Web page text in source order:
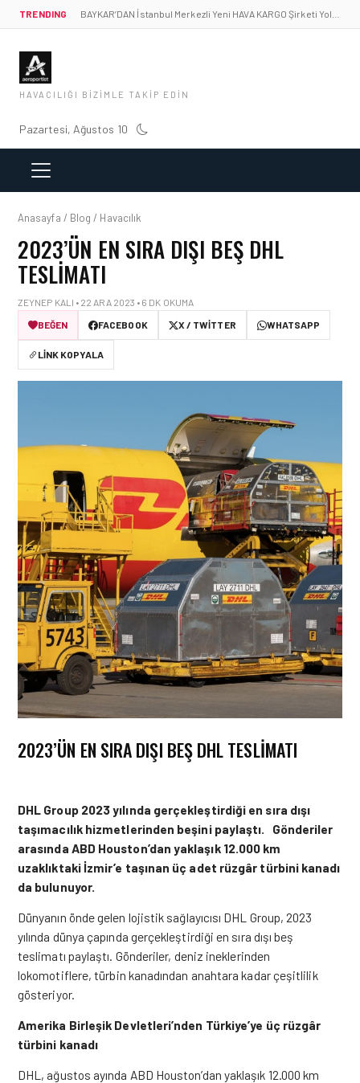
TRENDING
HAVACILIĞI BIZIMLE TAKIP EDIN
Pazartesi, Ağustos 10
Anasayfa / Blog / Havacılık
2023’ÜN EN SIRA DIŞI BEŞ DHL
TESLIMATI
ZEYNEP KALI • 22 ARA 2023 • 6 DK OKUMA
BEĞEN
FACEBOOK X / TWITTER WHATSAPP
LINK KOPYALA
2023’ÜN EN SIRA DIŞI BEŞ DHL TESLIMATI
DHL Group 2023 yılında gerçekleştirdiği en sıra dışı
taşımacılık hizmetlerinden beşini paylaştı. Gönderiler
arasında ABD Houston’dan yaklaşık 12.000 km
uzaklıktaki İzmir’e taşınan üç adet rüzgâr türbini kanadı
da bulunuyor.
Dünyanın önde gelen lojistik sağlayıcısı DHL Group, 2023
yılında dünya çapında gerçekleştirdiği en sıra dışı beş
teslimatı paylaştı. Gönderiler, deniz ineklerinden
lokomotiflere, türbin kanadından anahtara kadar çeşitlilik
gösteriyor.
Amerika Birleşik Devletleri’nden Türkiye’ye üç rüzgâr
türbini kanadı
DHL , ağustos ayında ABD Houston’dan yaklaşık 12.000 km